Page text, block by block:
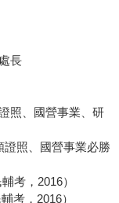
長
照、國營事業、研
證照、國營事業必勝
考，2016）
考，2016）